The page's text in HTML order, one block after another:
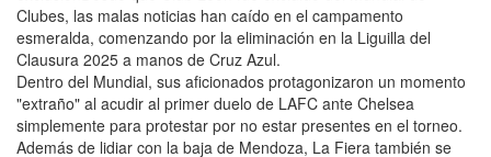
Clubes, las malas noticias han caído en el campamento
esmeralda, comenzando por la eliminación en la Liguilla del
Clausura 2025 a manos de Cruz Azul.
Dentro del Mundial, sus aficionados protagonizaron un momento
"extraño" al acudir al primer duelo de LAFC ante Chelsea
simplemente para protestar por no estar presentes en el torneo.
Además de lidiar con la baja de Mendoza, La Fiera también se